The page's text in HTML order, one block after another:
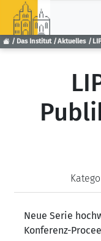
Das Institut Aktuelles
Neue Serie
Konferenz-